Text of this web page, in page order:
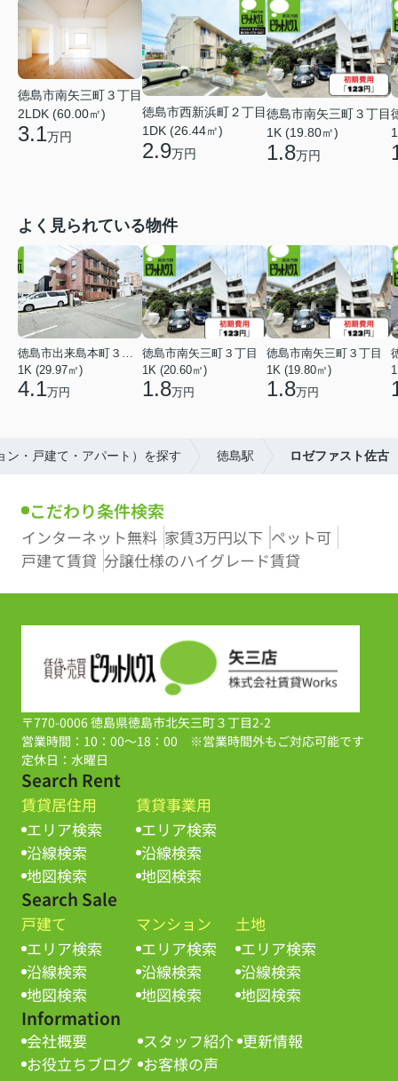
徳島市南矢三町３丁目
2LDK (60.00㎡)
3.1万円
徳島市西新浜町２丁目
1DK (26.44㎡)
2.9万円
徳島市南矢三町３丁目
1K (19.80㎡)
1.8万円
よく見られている物件
1K (29.97㎡)
4.1万円
徳島市南矢三町３丁目
1K (20.60㎡)
1.8万円
徳島市南矢三町３丁目
1K (19.80㎡)
1.8万円
・戸建て・アパート）を探す 徳島駅 ロゼファスト佐古
こだわり条件検索
インターネット無料 家賃3万円以下 ペット可
戸建て賃貸 分譲仕様のハイグレード賃貸
〒770-0006 徳島県徳島市北矢三町３丁目2-2
営業時間：10：00～18：00 ※営業時間外もご対応可能です
定休日：水曜日
Search Rent
賃貸居住用
エリア検索
沿線検索
地図検索
賃貸事業用
エリア検索
沿線検索
地図検索
Search Sale
戸建て
エリア検索
沿線検索
地図検索
マンション
エリア検索
沿線検索
地図検索
土地
エリア検索
沿線検索
地図検索
Information
会社概要 スタッフ紹介 更新情報
お役立ちブログ お客様の声